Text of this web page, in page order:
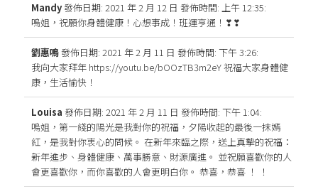
Mandy發佈日期: 2021 年 2 月 12 日 發佈時間: 上午 12:35:
嗚姐，祝願你身體健康！心想事成！班運亨通！❣❣
劉惠鳴發佈日期: 2021 年 2 月 11 日 發佈時間: 下午 3:26:
我向大家拜年 https://youtu.be/bOOzTB3m2eY 祝福大家身體健
康，生活愉快！
Louisa發佈日期: 2021 年 2 月 11 日 發佈時間: 下午 1:04:
嗚姐，第一綫的陽光是我對你的祝福，夕陽收起的最後一抹嫣
紅，是我對你衷心的問候。 在新年來臨之際，送上真摯的祝福：
新年進步、身體健康、萬事勝意、財源廣進。 並祝願喜歡你的人
會更喜歡你，而你喜歡的人會更明白你。 恭喜，恭喜 ！ ！